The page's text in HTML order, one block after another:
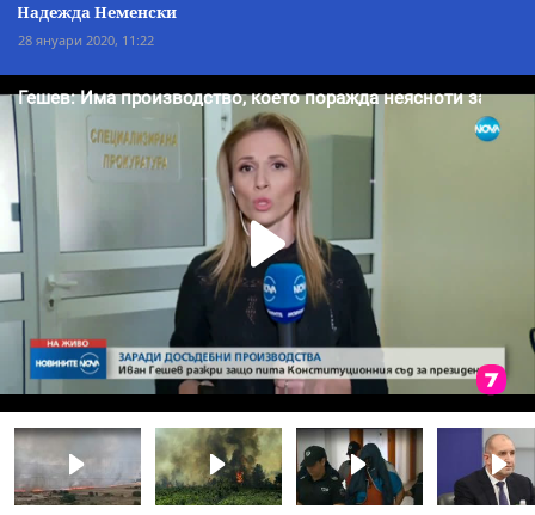
Надежда Неменски
28 януари 2020, 11:22